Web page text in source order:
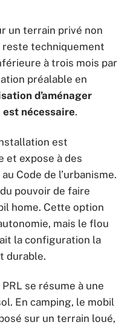
un terrain privé non
reste techniquement
à trois mois par
préalable en
d’aménager
nécessaire.
est
et expose à des
Code de l’urbanisme.
pouvoir de faire
home. Cette option
mais le flou
la configuration la
durable.
se résume à une
En camping, le mobil
sur un terrain loué,